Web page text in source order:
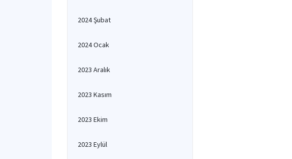
2024 Şubat
2024 Ocak
2023 Aralık
2023 Kasım
2023 Ekim
2023 Eylül